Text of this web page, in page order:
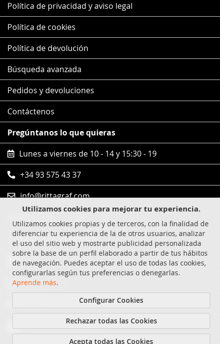
Utilizamos cookies para mejorar tu experiencia.
Utilizamos cookies propias y de terceros, con la finalidad de
diferenciar tu experiencia de la de otros usuarios, analizar
el uso del sitio web y mostrarte publicidad personalizada
sobre la base de un perfil elaborado a partir de tus hábitos
de navegación. Puedes aceptar el uso de todas las cookies,
configurarlas según tus preferencias o denegarlas.
Aprende más.
Configurar Cookies
Rechazar todas las Cookies
Acepta todas las Cookies
Política de privacidad y aviso legal
Política de cookies
Política de devolución
Búsqueda avanzada
Pedidos y devoluciones
Contáctenos
Pregúntanos lo que quieras
Lunes a viernes de 10 - 14 y 15:30 - 19
+34 93 575 43 37
info@rittagraf.com
Compras 100% seguras
Visa
MasterCard
Transferencia bancaria